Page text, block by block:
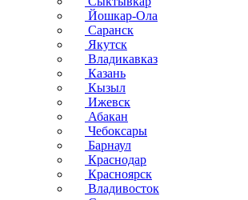
Йошкар-Ола
Саранск
Якутск
Владикавказ
Казань
Кызыл
Ижевск
Абакан
Чебоксары
Барнаул
Краснодар
Красноярск
Владивосток